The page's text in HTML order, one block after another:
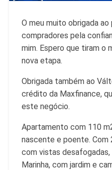
O meu muito obrigada
compradores pela
mim. Espero que tiram o
nova etapa.
Obrigada também ao
crédito da Maxfinance,
este negócio.
Apartamento com 110
nascente e poente. Com
com vistas
Marinha, com jardim e